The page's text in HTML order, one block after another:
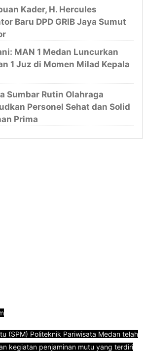
Kader, H. Hercules
Baru DPD GRIB Jaya Sumut
MAN 1 Medan Luncurkan
1 Juz di Momen Milad Kepala
Sumbar Rutin Olahraga
Personel Sehat dan Solid
Prima
(SPM) Politeknik Pariwisata Medan telah
kegiatan penjaminan mutu yang terdiri